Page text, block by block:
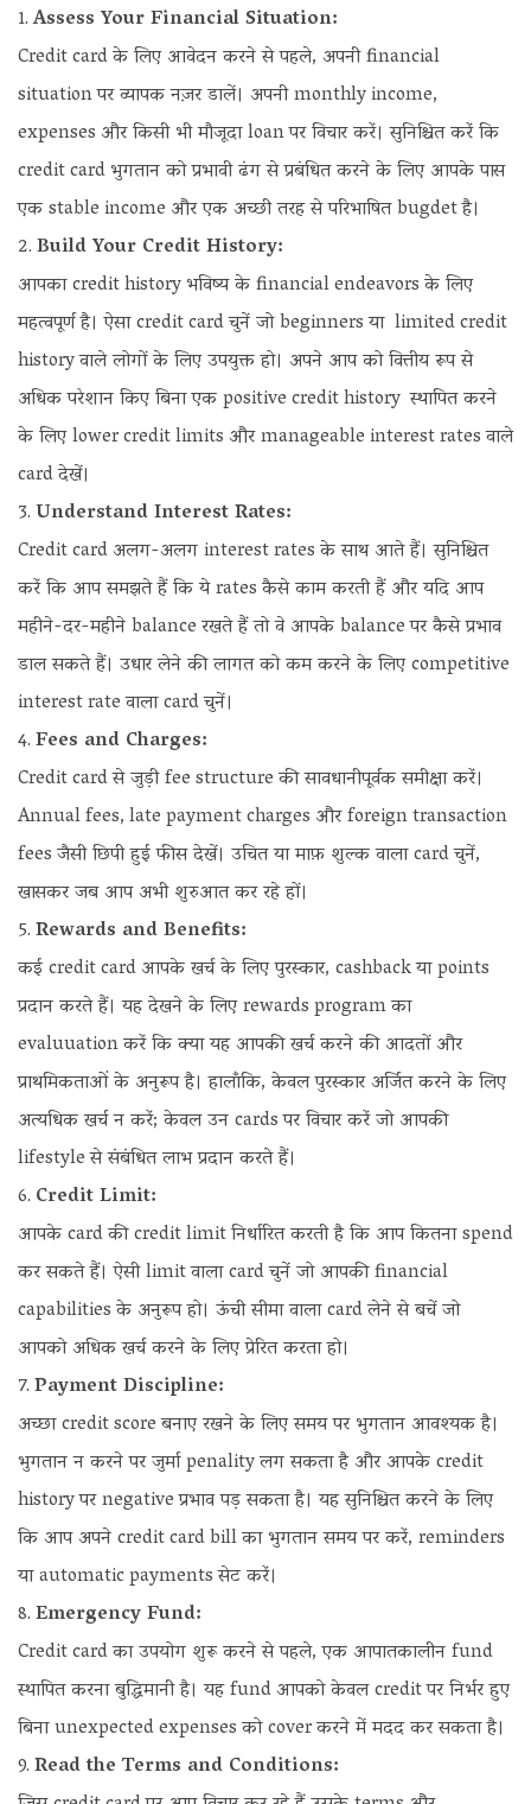
Assess Your Financial Situation:
Credit card के लिए आवेदन करने से पहले, अपनी financial
situation पर व्यापक नज़र डालें। अपनी monthly income,
expenses और किसी भी मौजूदा loan पर विचार करें। सुनिश्चित करें कि
credit card भुगतान को प्रभावी ढंग से प्रबंधित करने के लिए आपके पास
एक stable income और एक अच्छी तरह से परिभाषित bugdet है।
Build Your Credit History:
आपका credit history भविष्य के financial endeavors के लिए
महत्वपूर्ण है। ऐसा credit card चुनें जो beginners या limited credit
history वाले लोगों के लिए उपयुक्त हो। अपने आप को वित्तीय रूप से
अधिक परेशान किए बिना एक positive credit history स्थापित करने
के लिए lower credit limits और manageable interest rates वाले
card देखें।
Understand Interest Rates:
Credit card अलग-अलग interest rates के साथ आते हैं। सुनिश्चित
करें कि आप समझते हैं कि ये rates कैसे काम करती हैं और यदि आप
महीने-दर-महीने balance रखते हैं तो वे आपके balance पर कैसे प्रभाव
डाल सकते हैं। उधार लेने की लागत को कम करने के लिए competitive
interest rate वाला card चुनें।
Fees and Charges:
Credit card से जुड़ी fee structure की सावधानीपूर्वक समीक्षा करें।
Annual fees, late payment charges और foreign transaction
fees जैसी छिपी हुई फीस देखें। उचित या माफ़ शुल्क वाला card चुनें,
खासकर जब आप अभी शुरुआत कर रहे हों।
Rewards and Benefits:
कई credit card आपके खर्च के लिए पुरस्कार, cashback या points
प्रदान करते हैं। यह देखने के लिए rewards program का
evaluuation करें कि क्या यह आपकी खर्च करने की आदतों और
प्राथमिकताओं के अनुरूप है। हालाँकि, केवल पुरस्कार अर्जित करने के लिए
अत्यधिक खर्च न करें; केवल उन cards पर विचार करें जो आपकी
lifestyle से संबंधित लाभ प्रदान करते हैं।
Credit Limit:
आपके card की credit limit निर्धारित करती है कि आप कितना spend
कर सकते हैं। ऐसी limit वाला card चुनें जो आपकी financial
capabilities के अनुरूप हो। ऊंची सीमा वाला card लेने से बचें जो
आपको अधिक खर्च करने के लिए प्रेरित करता हो।
Payment Discipline:
अच्छा credit score बनाए रखने के लिए समय पर भुगतान आवश्यक है।
भुगतान न करने पर जुर्मा penality लग सकता है और आपके credit
history पर negative प्रभाव पड़ सकता है। यह सुनिश्चित करने के लिए
कि आप अपने credit card bill का भुगतान समय पर करें, reminders
या automatic payments सेट करें।
Emergency Fund:
Credit card का उपयोग शुरू करने से पहले, एक आपातकालीन fund
स्थापित करना बुद्धिमानी है। यह fund आपको केवल credit पर निर्भर हुए
बिना unexpected expenses को cover करने में मदद कर सकता है।
Read the Terms and Conditions: